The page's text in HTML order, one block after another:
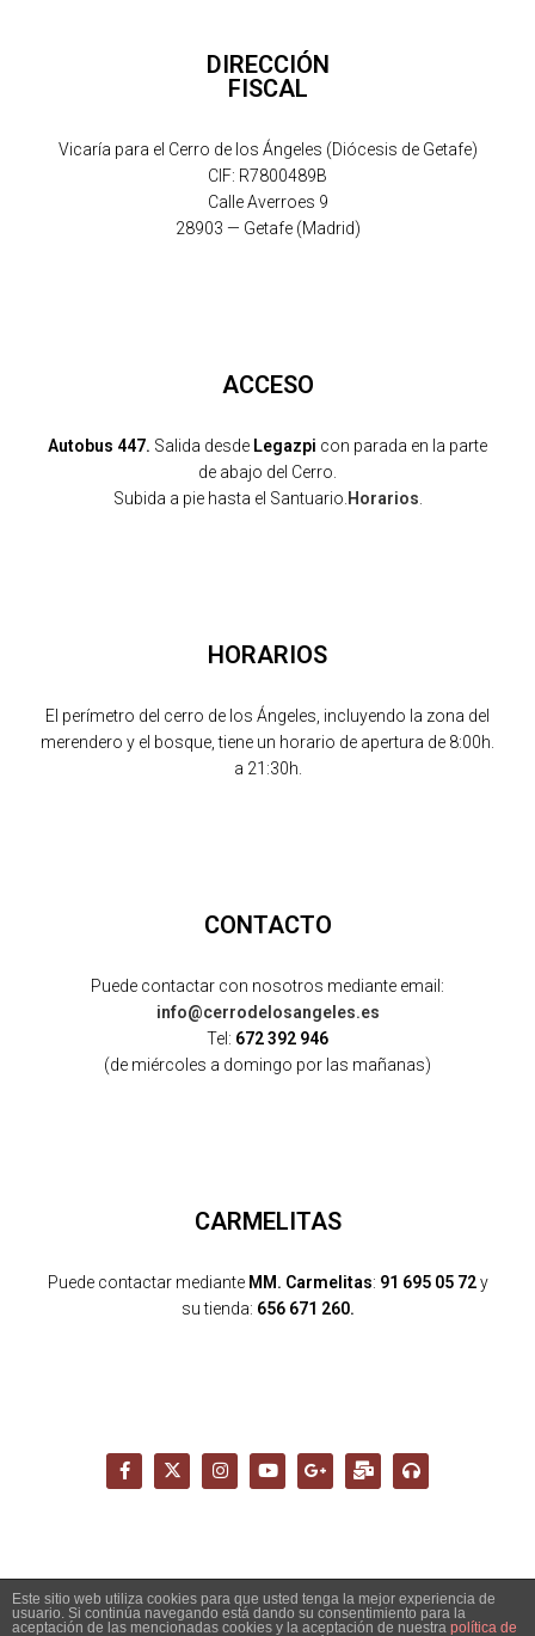
DIRECCIÓN
FISCAL
Vicaría para el Cerro de los Ángeles (Diócesis de Getafe)
CIF: R7800489B
Calle Averroes 9
28903 — Getafe (Madrid)
ACCESO
Autobus 447. Salida desde Legazpi con parada en la parte
de abajo del Cerro.
Subida a pie hasta el Santuario. Horarios
HORARIOS
El perímetro del cerro de los Ángeles, incluyendo la zona del
merendero y el bosque, tiene un horario de apertura de 8:00h.
a 21:30h.
CONTACTO
Puede contactar con nosotros mediante email:
info@cerrodelosangeles.es
Tel: 672 392 946
(de miércoles a domingo por las mañanas)
CARMELITAS
Puede contactar medianteMM. Carmelitas: 91 695 05 72y
su tienda: 656 671 260.
Copyright 2026 - Santuario del Cerro de los Ángeles -
Este sitio web utiliza cookies para que usted tenga la mejor experiencia de
usuario. Si continúa navegando está dando su consentimiento para la
aceptación de las mencionadas cookies y la aceptación de nuestra política de